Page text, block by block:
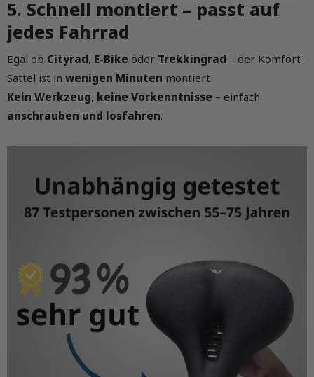
5. Schnell montiert – passt auf
jedes Fahrrad
Egal ob Cityrad, E-Bike oder Trekkingrad – der Komfort-
Sattel ist in wenigen Minuten montiert.
Kein Werkzeug, keine Vorkenntnisse – einfach
anschrauben und losfahren.